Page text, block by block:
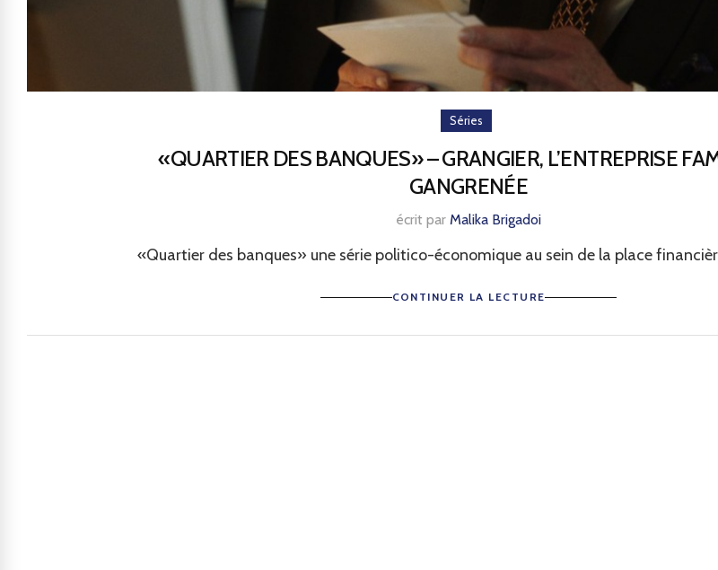
Séries
«QUARTIER DES BANQUES» – GRANGIER, L’ENTREPRISE
GANGRENÉE
écrit par Malika Brigadoi
«Quartier des banques» une série politico-économique au sein de la place
CONTINUER LA LECTURE